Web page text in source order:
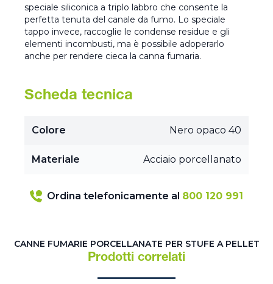
speciale siliconica a triplo labbro che consente la
perfetta tenuta del canale da fumo. Lo speciale
tappo invece, raccoglie le condense residue e gli
elementi incombusti, ma è possibile adoperarlo
anche per rendere cieca la canna fumaria.
Scheda tecnica
Colore Nero opaco 40
Materiale Acciaio porcellanato
Ordina telefonicamente al 800 120 991
CANNE FUMARIE PORCELLANATE PER STUFE A PELLET
Prodotti correlati